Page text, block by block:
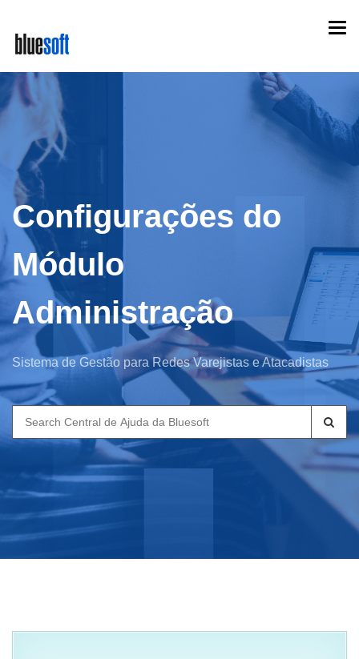
main
content
Configurações do
Módulo
Administração
Sistema de Gestão para Redes Varejistas e Atacadistas
Search
for: